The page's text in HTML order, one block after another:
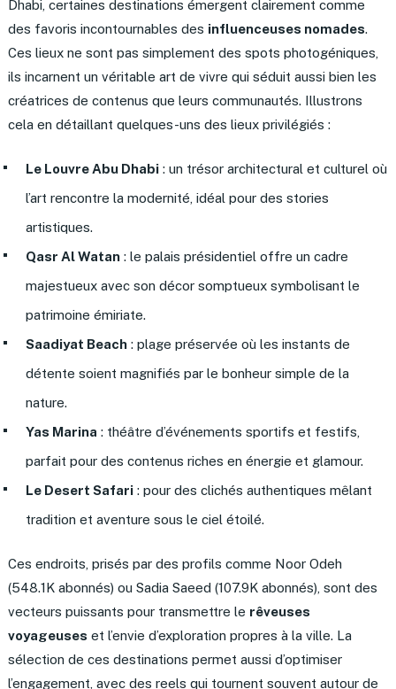
Dhabi, certaines destinations émergent clairement comme
des favoris incontournables des influenceuses nomades.
Ces lieux ne sont pas simplement des spots photogéniques,
ils incarnent un véritable art de vivre qui séduit aussi bien les
créatrices de contenus que leurs communautés. Illustrons
cela en détaillant quelques-uns des lieux privilégiés :
Le Louvre Abu Dhabi: un trésor architectural et culturel où
l’art rencontre la modernité, idéal pour des stories
artistiques.
Qasr Al Watan: le palais présidentiel offre un cadre
majestueux avec son décor somptueux symbolisant le
patrimoine émiriate.
Saadiyat Beach: plage préservée où les instants de
détente soient magnifiés par le bonheur simple de la
nature.
Yas Marina : théâtre d’événements sportifs et festifs,
parfait pour des contenus riches en énergie et glamour.
Le Desert Safari: pour des clichés authentiques mêlant
tradition et aventure sous le ciel étoilé.
Ces endroits, prisés par des profils comme Noor Odeh
(548.1K abonnés) ou Sadia Saeed (107.9K abonnés), sont des
vecteurs puissants pour transmettre le rêveuses
voyageuses et l’envie d’exploration propres à la ville. La
sélection de ces destinations permet aussi d’optimiser
l’engagement, avec des reels qui tournent souvent autour de